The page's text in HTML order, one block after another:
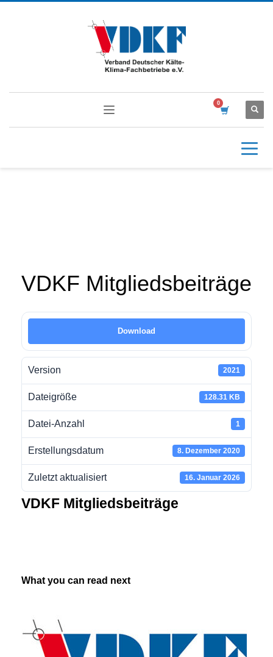
VDKF Mitgliedsbeiträge
Download
Version 2021
Dateigröße 128.31 KB
Datei-Anzahl 1
Erstellungsdatum 8. Dezember 2020
Zuletzt aktualisiert 16. Januar 2026
VDKF Mitgliedsbeiträge
What you can read next